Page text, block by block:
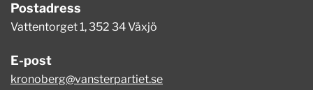
Postadress
Vattentorget 1, 352 34 Växjö
E-post
kronoberg@vansterpartiet.se